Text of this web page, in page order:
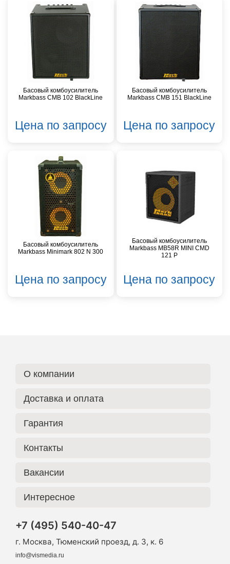
Басовый комбоусилитель
Markbass CMB 102 BlackLine
Цена по запросу
Басовый комбоусилитель
Markbass CMB 151 BlackLine
Цена по запросу
Басовый комбоусилитель
Markbass Minimark 802 N 300
Цена по запросу
Басовый комбоусилитель
Markbass MB58R MINI CMD
121 P
Цена по запросу
О компании
Доставка и оплата
Гарантия
Контакты
Вакансии
Интересное
+7 (495) 540-40-47
г. Москва, Тюменский проезд, д. 3, к. 6
info@vismedia.ru